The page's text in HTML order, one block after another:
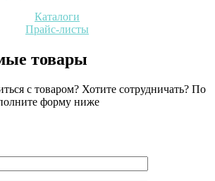
Каталоги
Прайс-листы
товары
с товаром? Хотите сотрудничать? По
форму ниже